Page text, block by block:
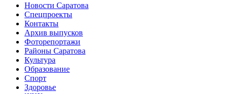
Новости Саратова
Спецпроекты
Контакты
Архив выпусков
Фоторепортажи
Районы Саратова
Культура
Образование
Спорт
Здоровье